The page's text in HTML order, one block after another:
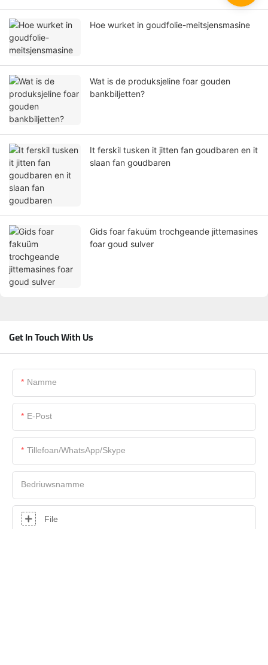
Hoe wurket in goudfolie-meitsjensmasine
Wat is de produksjeline foar gouden
bankbiljetten?
It ferskil tusken it jitten fan goudbaren en it
slaan fan goudbaren
Gids foar fakuüm trochgeande jittemasines
foar goud sulver
Get In Touch With Us
Namme
E-Post
Tillefoan/WhatsApp/Skype
Bedriuwsnamme
File